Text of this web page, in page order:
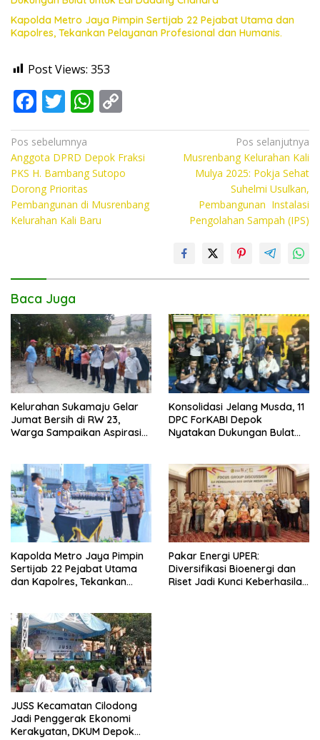
Kapolda Metro Jaya Pimpin Sertijab 22 Pejabat Utama dan
Kapolres, Tekankan Pelayanan Profesional dan Humanis.
Post Views: 353
F
ac
e
b
o
o
T
w
itt
er
W
h
at
s
p
o
p
y
Li
n
Navigasi
pos
Pos sebelumnya
Anggota DPRD Depok Fraksi
PKS H. Bambang Sutopo
Dorong Prioritas
Pembangunan di Musrenbang
Kelurahan Kali Baru
Pos selanjutnya
Musrenbang Kelurahan Kali
Mulya 2025: Pokja Sehat
Suhelmi Usulkan,
Pembangunan Instalasi
Pengolahan Sampah (IPS)
Baca Juga
Kelurahan Sukamaju Gelar
Jumat Bersih di RW 23,
Warga Sampaikan Aspirasi
Konsolidasi Jelang Musda, 11
DPC ForKABI Depok
Nyatakan Dukungan Bulat
Kapolda Metro Jaya Pimpin
Sertijab 22 Pejabat Utama
dan Kapolres, Tekankan
Pakar Energi UPER:
Diversifikasi Bioenergi dan
Riset Jadi Kunci Keberhasilan
JUSS Kecamatan Cilodong
Jadi Penggerak Ekonomi
Kerakyatan, DKUM Depok